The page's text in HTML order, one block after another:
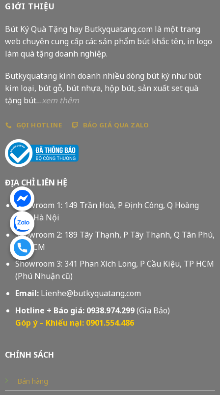
GIỚI THIỆU
Bút Ký Quà Tặng hay Butkyquatang.com là một trang
web chuyên cung cấp các sản phẩm bút khắc tên, in logo
làm quà tặng doanh nghiệp.
Butkyquatang kinh doanh nhiều dòng bút ký như bút
kim loại, bút gỗ, bút nhựa, hộp bút, sản xuất set quà
tặng bút…xem thêm
GỌI HOTLINE BÁO GIÁ QUA ZALO
ĐỊA CHỈ LIÊN HỆ
Showroom 1: 149 Trần Hoà, P Định Công, Q Hoàng
Mai, Hà Nội
Showroom 2: 189 Tây Thạnh, P Tây Thạnh, Q Tân Phú,
Tp HCM
Showroom 3: 341 Phan Xích Long, P Cầu Kiệu, TP HCM
(Phú Nhuận cũ)
Email:Lienhe@butkyquatang.com
Hotline + Báo giá: 0938.974.299(Gia Bảo)
Góp ý – Khiếu nại: 0901.554.486
CHÍNH SÁCH
Bán hàng